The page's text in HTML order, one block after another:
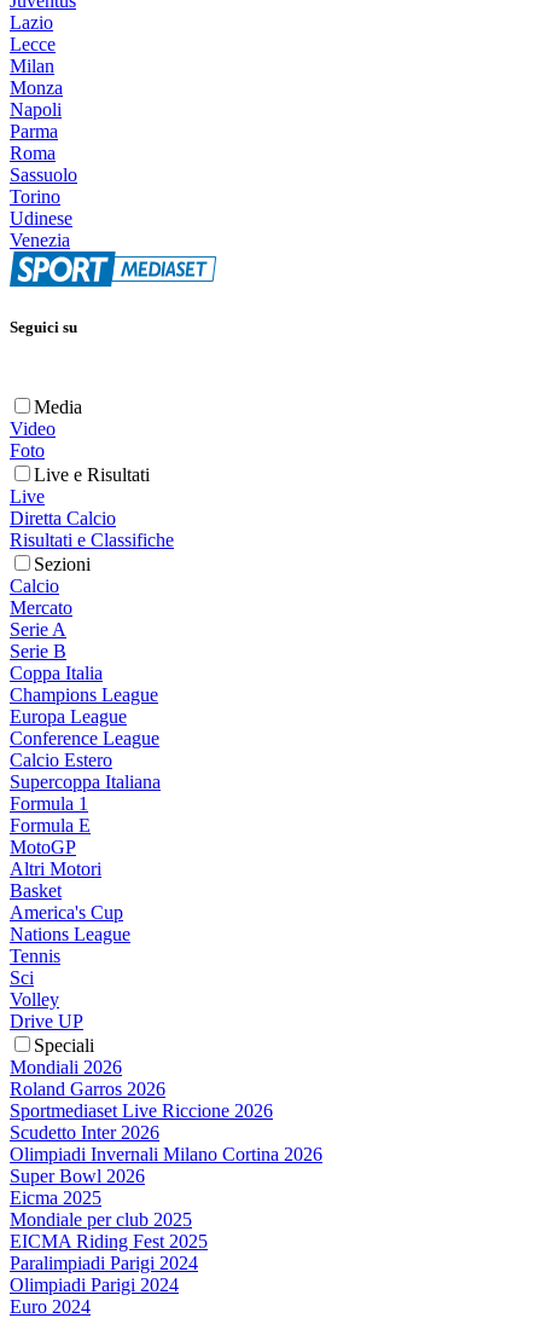
Lazio
Lecce
Milan
Monza
Napoli
Parma
Roma
Sassuolo
Torino
Udinese
Venezia
Seguici su
Media
Video
Foto
Live e Risultati
Live
Diretta Calcio
Risultati e Classifiche
Sezioni
Calcio
Mercato
Serie A
Serie B
Coppa Italia
Champions League
Europa League
Conference League
Calcio Estero
Supercoppa Italiana
Formula 1
Formula E
MotoGP
Altri Motori
Basket
America's Cup
Nations League
Tennis
Sci
Volley
Drive UP
Speciali
Mondiali 2026
Roland Garros 2026
Sportmediaset Live Riccione 2026
Scudetto Inter 2026
Olimpiadi Invernali Milano Cortina 2026
Super Bowl 2026
Eicma 2025
Mondiale per club 2025
EICMA Riding Fest 2025
Paralimpiadi Parigi 2024
Olimpiadi Parigi 2024
Euro 2024